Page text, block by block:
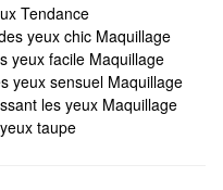
Tendance
yeux chic Maquillage
yeux facile Maquillage
yeux sensuel Maquillage
les yeux Maquillage
taupe